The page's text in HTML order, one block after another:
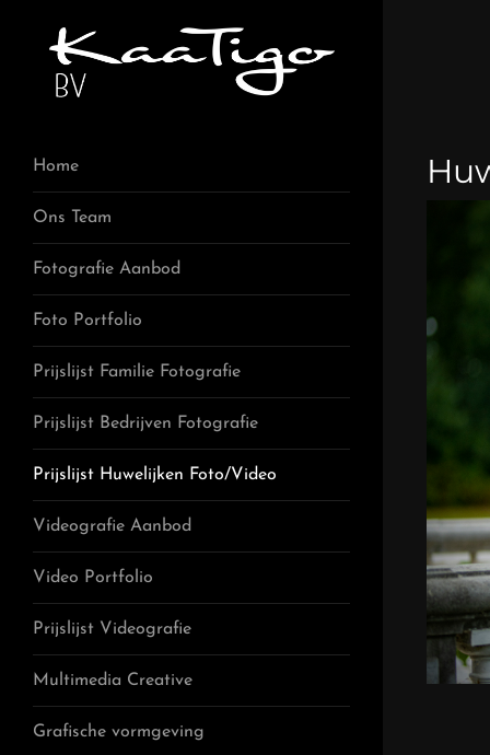
Home
Ons Team
Fotografie Aanbod
Foto Portfolio
Prijslijst Familie Fotografie
Prijslijst Bedrijven Fotografie
Prijslijst Huwelijken Foto/Video
Videografie Aanbod
Video Portfolio
Prijslijst Videografie
Multimedia Creative
Grafische vormgeving